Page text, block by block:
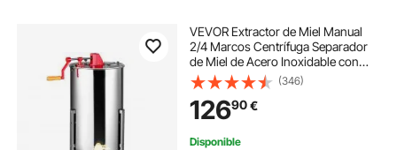
VEVOR Extractor de Miel Manual
2/4 Marcos Centrífuga Separador
de Miel de Acero Inoxidable con
Tapa Adecuado de Panal Tamaño
Profundo 48x23 cm Tamaño
Mediano 48x16 cm Altura Regulable
para Apicultura
(346)
12690€
Disponible